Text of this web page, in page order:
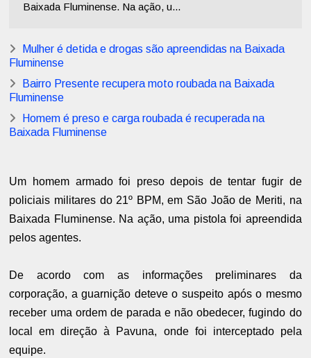
Baixada Fluminense. Na ação, u...
Mulher é detida e drogas são apreendidas na Baixada
Fluminense
Bairro Presente recupera moto roubada na Baixada
Fluminense
Homem é preso e carga roubada é recuperada na
Baixada Fluminense
Um homem armado foi preso depois de tentar fugir de
policiais militares do 21º BPM, em São João de Meriti, na
Baixada Fluminense. Na ação, uma pistola foi apreendida
pelos agentes.
De acordo com as informações preliminares da
corporação, a guarnição deteve o suspeito após o mesmo
receber uma ordem de parada e não obedecer, fugindo do
local em direção à Pavuna, onde foi interceptado pela
equipe.